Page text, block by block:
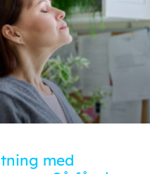
med